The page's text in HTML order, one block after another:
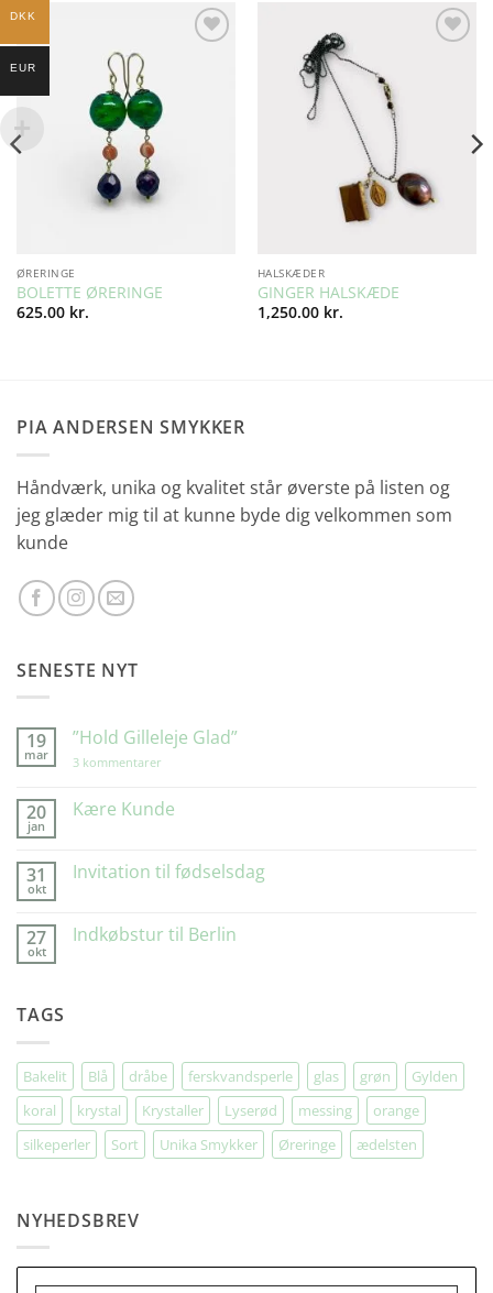
ØRERINGE
BOLETTE ØRERINGE
625.00 kr.
HALSKÆDER
GINGER HALSKÆDE
1,250.00 kr.
PIA ANDERSEN SMYKKER
Håndværk, unika og kvalitet står øverste på listen og
jeg glæder mig til at kunne byde dig velkommen som
kunde
SENESTE NYT
19
mar
”Hold Gilleleje Glad”
3 kommentarer
Glad”
20
jan
Kære Kunde
Kære
31
okt
Invitation til fødselsdag
Invitation
27
okt
Indkøbstur til Berlin
TAGS
Bakelit Blå dråbe ferskvandsperle glas grøn
Gylden
koral
krystal Krystaller Lyserød messing
orange
silkeperler
Sort Unika Smykker Øreringe ædelsten
NYHEDSBREV
DKK
EUR